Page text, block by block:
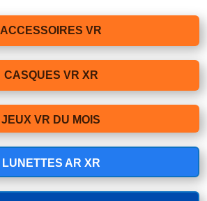
ACCESSOIRES VR
CASQUES VR XR
JEUX VR DU MOIS
LUNETTES AR XR